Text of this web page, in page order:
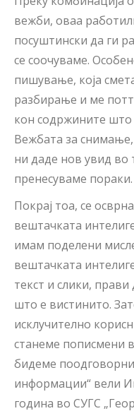
вежби, оваа
посуштински да ги
се соочуваме.
пишување, која
разбирање и ме
кон содржините што
Вежбата за
ни даде нов увид во
пренесуваме пораки.
Покрај тоа, се
вештачката
имам поделени
вештачката
текст и слики,
што е вистинито.
исклучително
станеме пописмени
бидеме
информации“ вели
година во СУГС